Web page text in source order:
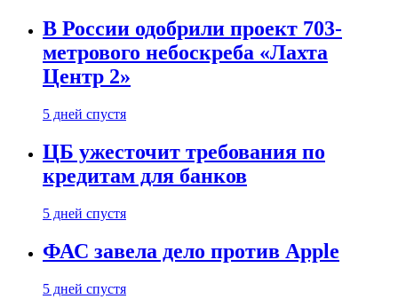
В России одобрили проект 703-
метрового небоскреба «Лахта
Центр 2»
5 дней спустя
ЦБ ужесточит требования по
кредитам для банков
5 дней спустя
ФАС завела дело против Apple
5 дней спустя